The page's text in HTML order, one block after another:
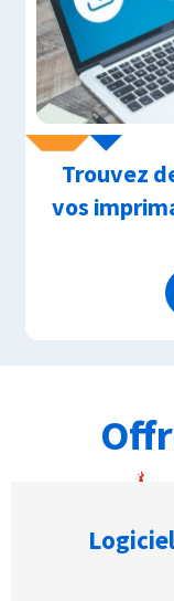
Trouvez
vos